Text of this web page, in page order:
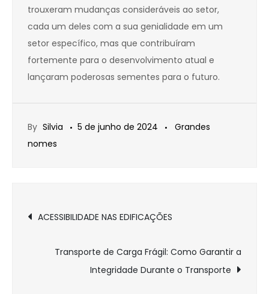
trouxeram mudanças consideráveis ao setor,
cada um deles com a sua genialidade em um
setor específico, mas que contribuíram
fortemente para o desenvolvimento atual e
lançaram poderosas sementes para o futuro.
By Silvia 5 de junho de 2024
Grandes
nomes
Navegação
de
ACESSIBILIDADE NAS EDIFICAÇÕES
Transporte de Carga Frágil: Como Garantir a
Integridade Durante o Transporte